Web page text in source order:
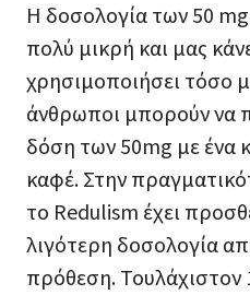
Η δοσολογία των 50
πολύ μικρή και μας
χρησιμοποιήσει τόσο
άνθρωποι μπορούν να
δόση των 50mg με ένα
καφέ. Στην
το Redulism έχει
λιγότερη δοσολογία
πρόθεση. Τουλάχιστον